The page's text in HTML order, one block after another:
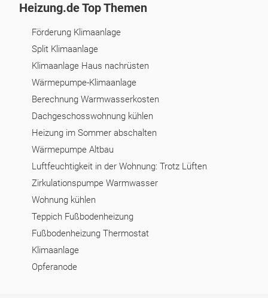
Heizung.de Top Themen
Förderung Klimaanlage
Split Klimaanlage
Klimaanlage Haus nachrüsten
Wärmepumpe-Klimaanlage
Berechnung Warmwasserkosten
Dachgeschosswohnung kühlen
Heizung im Sommer abschalten
Wärmepumpe Altbau
Luftfeuchtigkeit in der Wohnung: Trotz Lüften
Zirkulationspumpe Warmwasser
Wohnung kühlen
Teppich Fußbodenheizung
Fußbodenheizung Thermostat
Klimaanlage
Opferanode